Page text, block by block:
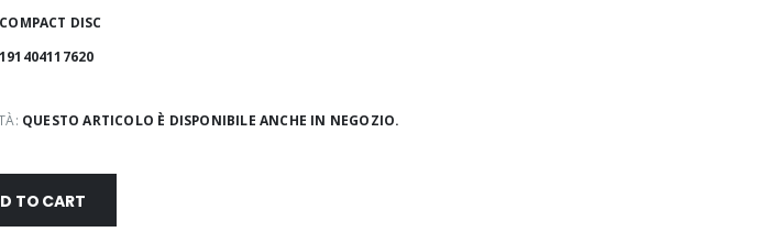
COMPACT DISC
QUESTO ARTICOLO È DISPONIBILE ANCHE IN NEGOZIO.
TO CART